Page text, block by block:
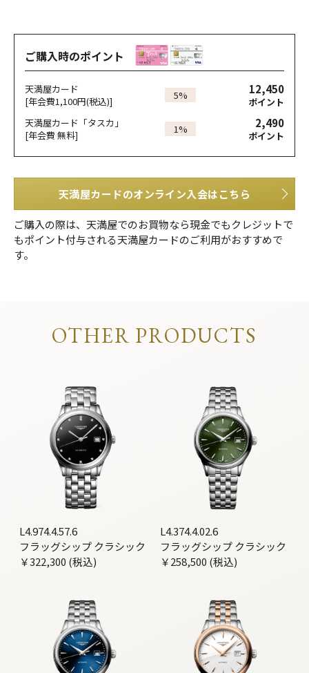
ご購入時のポイント
天満屋カード
[年会費1,100円(税込)]
5% 12,450
ポイント
天満屋カード「タスカ」
[年会費 無料]
1% 2,490
ポイント
天満屋カードのオンライン入会はこちら
ご購入の際は、天満屋でのお買物なら現金でもクレジットで
もポイント付与される天満屋カードのご利用がおすすめで
す。
OTHER PRODUCTS
L4.974.4.57.6
フラッグシップ クラシック
￥322,300 (税込)
L4.374.4.02.6
フラッグシップ クラシック
￥258,500 (税込)